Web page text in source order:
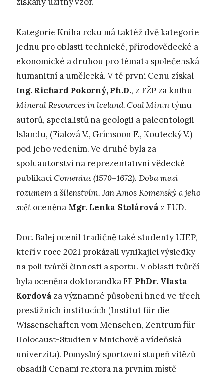
Kategorie Kniha roku má taktéž dvě kategorie,
jednu pro oblasti technické, přírodovědecké a
ekonomické a druhou pro témata společenská,
humanitní a umělecká. V té první Cenu získal
Ing. Richard Pokorný, Ph.D., z FŽP za knihu
Mineral Resources in lceland. Coal Minintýmu
autorů, specialistů na geologii a paleontologii
Islandu, (Fialová V., Grímsoon F., Koutecký V.)
pod jeho vedením. Ve druhé byla za
spoluautorství na reprezentativní vědecké
publikaci Comenius (1570–1672). Doba mezi
rozumem a šílenstvím. Jan Amos Komenský a jeho
svět oceněna Mgr. Lenka Stolárová z FUD.
Doc. Balej ocenil tradičně také studenty UJEP,
kteří v roce 2021 prokázali vynikající výsledky
na poli tvůrčí činnosti a sportu. V oblasti tvůrčí
byla oceněna doktorandka FF PhDr. Vlasta
Kordová za významné působení hned ve třech
prestižních institucích (Institut für die
Wissenschaften vom Menschen, Zentrum für
Holocaust-Studien v Mnichově a vídeňská
univerzita). Pomyslný sportovní stupeň vítězů
obsadili Cenami rektora na prvním místě